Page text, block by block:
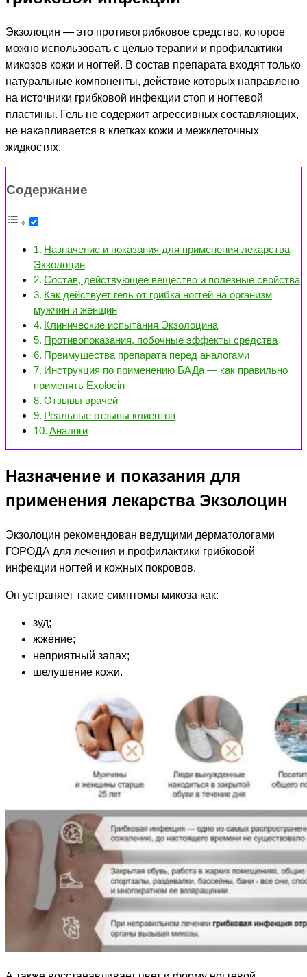
Экзолоцин — это противогрибковое средство, которое
можно использовать с целью терапии и профилактики
микозов кожи и ногтей. В состав препарата входят только
натуральные компоненты, действие которых направлено
на источники грибковой инфекции стоп и ногтевой
пластины. Гель не содержит агрессивных составляющих,
не накапливается в клетках кожи и межклеточных
жидкостях.
Содержание
Назначение и показания для применения лекарства
Экзолоцин
Состав, действующее вещество и полезные свойства
Как действует гель от грибка ногтей на организм
мужчин и женщин
Клинические испытания Экзолоцина
Противопоказания, побочные эффекты средства
Преимущества препарата перед аналогами
Инструкция по применению БАДа — как правильно
применять Exolocin
Отзывы врачей
Реальные отзывы клиентов
Аналоги
Назначение и показания для
применения лекарства Экзолоцин
Экзолоцин рекомендован ведущими дерматологами
ГОРОДА для лечения и профилактики грибковой
инфекции ногтей и кожных покровов.
Он устраняет такие симптомы микоза как:
зуд;
жжение;
неприятный запах;
шелушение кожи.